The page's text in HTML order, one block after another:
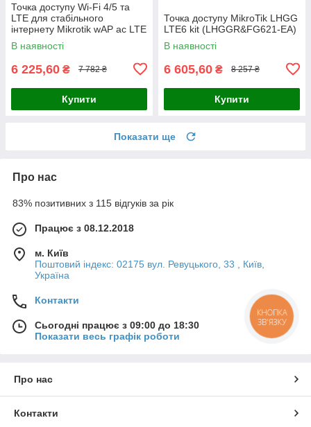
Точка доступу Wi-Fi 4/5 та
LTE для стабільного
інтернету Mikrotik wAP ac LTE
kit (2024) (wAPGR-
5HacD2HnD&EC200A-EU)
В наявності
6 225,60 ₴ 7 782 ₴
Купити
Точка доступу MikroTik LHGG
LTE6 kit (LHGGR&FG621-EA)
В наявності
6 605,60 ₴ 8 257 ₴
Купити
Показати ще
Про нас
83% позитивних з 115 відгуків за рік
Працює з 08.12.2018
м. Київ
Поштовий індекс: 02175 вул. Ревуцького, 33 , Київ,
Україна
Контакти
Сьогодні працює з 09:00 до 18:30
Показати весь графік роботи
Про нас
Контакти
КНОПКА
ЗВ'ЯЗКУ